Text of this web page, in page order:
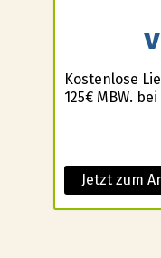
Kostenlose
125€ MBW.
Jetzt zum